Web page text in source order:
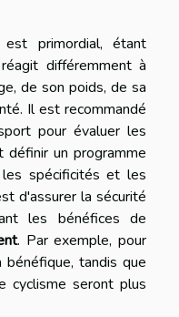
primordial, étant
différemment à
de son poids, de sa
Il est recommandé
pour évaluer les
définir un programme
spécificités et les
d'assurer la sécurité
les bénéfices de
. Par exemple, pour
bénéfique, tandis que
cyclisme seront plus